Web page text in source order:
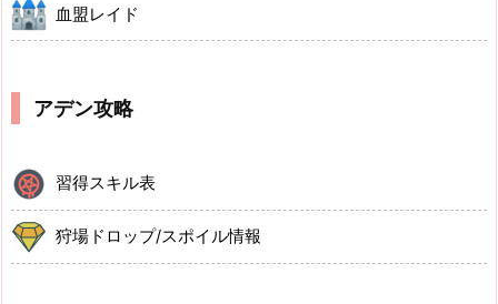
血盟レイド
アデン攻略
習得スキル表
狩場ドロップ/スポイル情報